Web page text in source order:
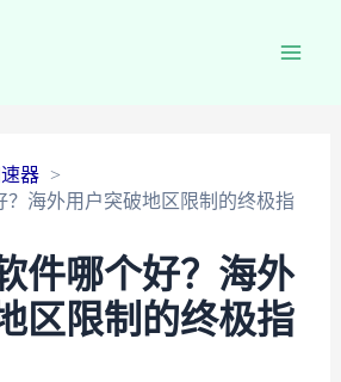
器
？海外用户突破地区限制的终极指
件哪个好？海外
区限制的终极指